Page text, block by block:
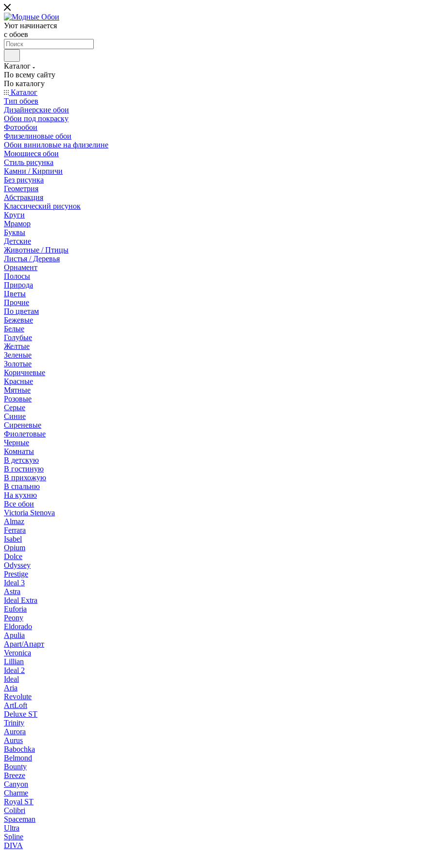
Уют начинается
c обоев
Каталог
По всему сайту
По каталогу
Каталог
Тип обоев
Дизайнерские обои
Обои под покраску
Фотообои
Флизелиновые обои
Обои виниловые на флизелине
Моющиеся обои
Стиль рисунка
Камни / Кирпичи
Без рисунка
Геометрия
Абстракция
Классический рисунок
Круги
Мрамор
Буквы
Детские
Животные / Птицы
Листья / Деревья
Орнамент
Полосы
Природа
Цветы
Прочие
По цветам
Бежевые
Белые
Голубые
Желтые
Зеленые
Золотые
Коричневые
Красные
Мятные
Розовые
Серые
Синие
Сиреневые
Фиолетовые
Черные
Комнаты
В детскую
В гостиную
В прихожую
В спальню
На кухню
Все обои
Victoria Stenova
Almaz
Ferrara
Isabel
Opium
Dolce
Odyssey
Prestige
Ideal 3
Astra
Ideal Extra
Euforia
Peony
Eldorado
Apulia
Apart/Апарт
Veronica
Lillian
Ideal 2
Ideal
Aria
Revolute
ArtLoft
Deluxe ST
Trinity
Aurora
Aurus
Babochka
Belmond
Bounty
Breeze
Canуon
Charme
Royal ST
Colibri
Spaceman
Ultra
Spline
DIVA